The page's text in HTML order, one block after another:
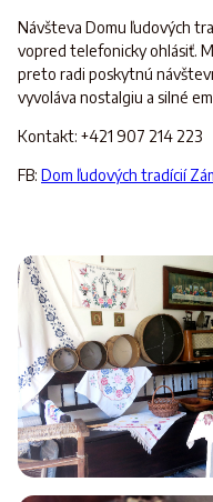
Návšteva Domu ľudových
vopred telefonicky ohlásiť.
preto radi poskytnú
vyvoláva nostalgiu a silné
Kontakt: +421 907 214 223
FB: Dom ľudových tradícií